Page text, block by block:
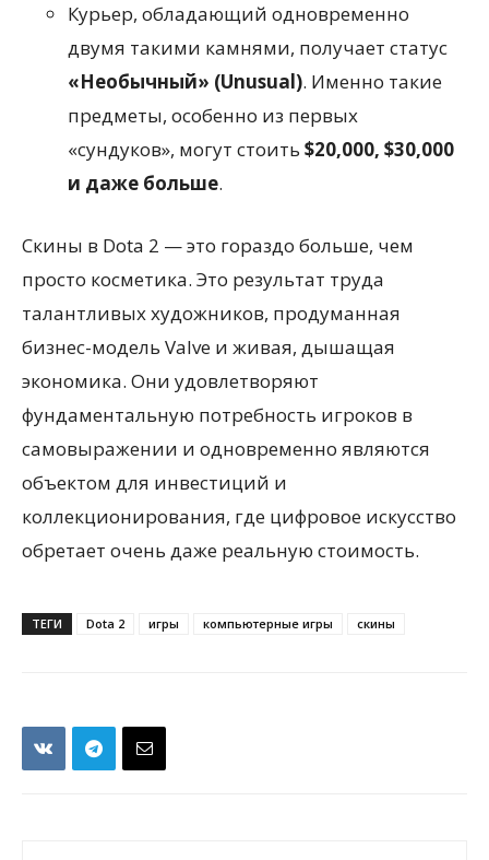
Курьер, обладающий одновременно
двумя такими камнями, получает статус
«Необычный» (Unusual). Именно такие
предметы, особенно из первых
«сундуков», могут стоить $20,000, $30,000
и даже больше.
Скины в Dota 2 — это гораздо больше, чем
просто косметика. Это результат труда
талантливых художников, продуманная
бизнес-модель Valve и живая, дышащая
экономика. Они удовлетворяют
фундаментальную потребность игроков в
самовыражении и одновременно являются
объектом для инвестиций и
коллекционирования, где цифровое искусство
обретает очень даже реальную стоимость.
ТЕГИ Dota 2 игры компьютерные игры скины